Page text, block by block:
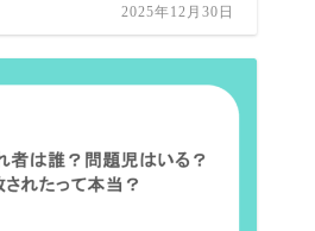
2025年12月30日